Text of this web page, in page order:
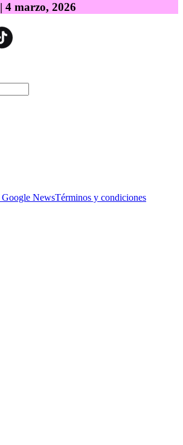
| 4 marzo, 2026
Google NewsTérminos y condiciones